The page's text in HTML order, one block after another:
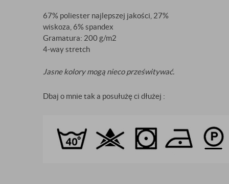
67% poliester najlepszej jakości, 27%
wiskoza, 6% spandex
Gramatura: 200 g/m2
4-way stretch
Jasne kolory mogą nieco prześwitywać.
Dbaj o mnie tak a posułużę ci dłużej :